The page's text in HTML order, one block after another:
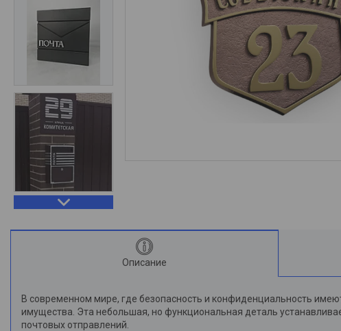
Описание
В современном мире, где безопасность и конфиденциальность
имущества. Эта небольшая, но функциональная деталь
почтовых отправлений.